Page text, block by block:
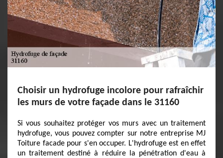
Choisir un hydrofuge incolore pour rafraîchir
les murs de votre façade dans le 31160
Si vous souhaitez protéger vos murs avec un traitement
hydrofuge, vous pouvez compter sur notre entreprise MJ
Toiture facade pour s'en occuper. L'hydrofuge est en effet
un traitement destiné à réduire la pénétration d'eau à